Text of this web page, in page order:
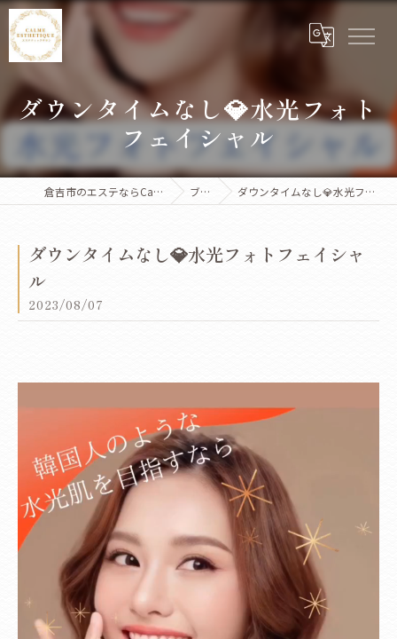
ダウンタイムなし💎水光フォト
フェイシャル
倉吉市のエステならCalme Esthetique ブログ ダウンタイムなし💎水光フォトフェイシャル
ダウンタイムなし💎水光フォトフェイシャ
ル
2023/08/07